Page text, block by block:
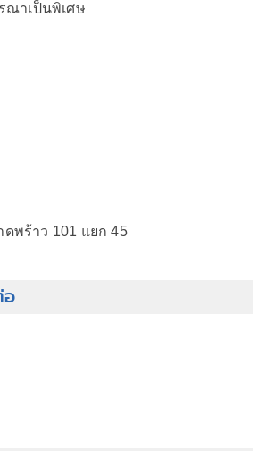
ณาเป็นพิเศษ
พร้าว 101 แยก 45